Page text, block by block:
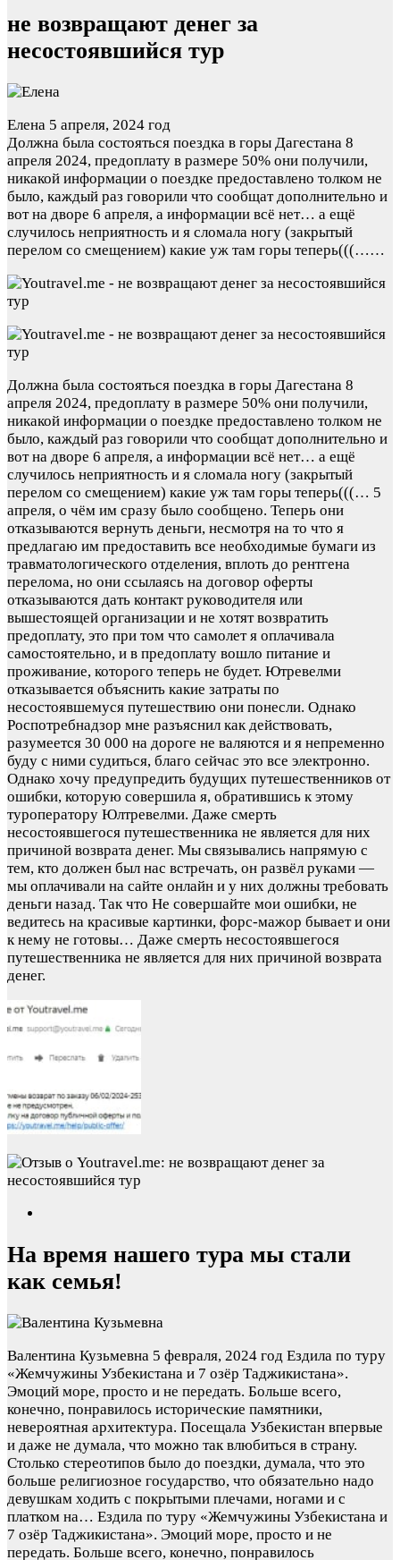
не возвращают денег за
несостоявшийся тур
Елена 5 апреля, 2024 год
Должна была состояться поездка в горы Дагестана 8
апреля 2024, предоплату в размере 50% они получили,
никакой информации о поездке предоставлено толком не
было, каждый раз говорили что сообщат дополнительно и
вот на дворе 6 апреля, а информации всё нет… а ещё
случилось неприятность и я сломала ногу (закрытый
перелом со смещением) какие уж там горы теперь(((……
Должна была состояться поездка в горы Дагестана 8
апреля 2024, предоплату в размере 50% они получили,
никакой информации о поездке предоставлено толком не
было, каждый раз говорили что сообщат дополнительно и
вот на дворе 6 апреля, а информации всё нет… а ещё
случилось неприятность и я сломала ногу (закрытый
перелом со смещением) какие уж там горы теперь(((… 5
апреля, о чём им сразу было сообщено. Теперь они
отказываются вернуть деньги, несмотря на то что я
предлагаю им предоставить все необходимые бумаги из
травматологического отделения, вплоть до рентгена
перелома, но они ссылаясь на договор оферты
отказываются дать контакт руководителя или
вышестоящей организации и не хотят возвратить
предоплату, это при том что самолет я оплачивала
самостоятельно, и в предоплату вошло питание и
проживание, которого теперь не будет. Ютревелми
отказывается объяснить какие затраты по
несостоявшемуся путешествию они понесли. Однако
Роспотребнадзор мне разъяснил как действовать,
разумеется 30 000 на дороге не валяются и я непременно
буду с ними судиться, благо сейчас это все электронно.
Однако хочу предупредить будущих путешественников от
ошибки, которую совершила я, обратившись к этому
туроператору Юлтревелми. Даже смерть
несостоявшегося путешественника не является для них
причиной возврата денег. Мы связывались напрямую с
тем, кто должен был нас встречать, он развёл руками —
мы оплачивали на сайте онлайн и у них должны требовать
деньги назад. Так что Не совершайте мои ошибки, не
ведитесь на красивые картинки, форс-мажор бывает и они
к нему не готовы… Даже смерть несостоявшегося
путешественника не является для них причиной возврата
денег.
На время нашего тура мы стали
как семья!
Валентина Кузьмевна 5 февраля, 2024 год Ездила по туру
«Жемчужины Узбекистана и 7 озёр Таджикистана».
Эмоций море, просто и не передать. Больше всего,
конечно, понравилось исторические памятники,
невероятная архитектура. Посещала Узбекистан впервые
и даже не думала, что можно так влюбиться в страну.
Столько стереотипов было до поездки, думала, что это
больше религиозное государство, что обязательно надо
девушкам ходить с покрытыми плечами, ногами и с
платком на… Ездила по туру «Жемчужины Узбекистана и
7 озёр Таджикистана». Эмоций море, просто и не
передать. Больше всего, конечно, понравилось